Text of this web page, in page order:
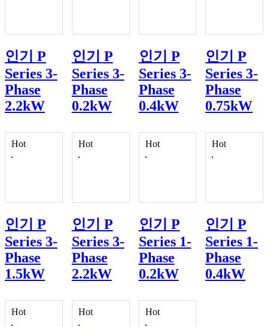
인기
P
Series 3-
Phase
2.2kW
인기
P
Series 3-
Phase
0.2kW
인기
P
Series 3-
Phase
0.4kW
인기
P
Series 3-
Phase
0.75kW
Hot
인기
P
Series 3-
Phase
1.5kW
Hot
인기
P
Series 3-
Phase
2.2kW
Hot
인기
P
Series 1-
Phase
0.2kW
Hot
인기
P
Series 1-
Phase
0.4kW
Hot Hot Hot